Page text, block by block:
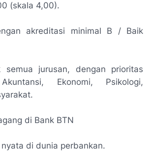
(skala 4,00).
akreditasi minimal B / Baik
semua jurusan, dengan prioritas
Ekonomi, Psikologi,
di Bank BTN
nyata di dunia perbankan.